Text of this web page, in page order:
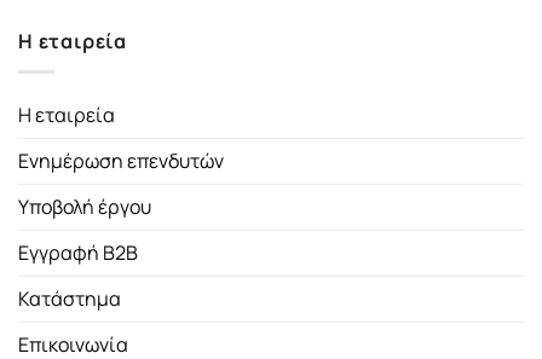
Η εταιρεία
Η εταιρεία
Ενημέρωση επενδυτών
Υποβολή έργου
Εγγραφή B2B
Κατάστημα
Επικοινωνία